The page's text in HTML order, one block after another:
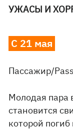
УЖАСЫ И
С 21 мая
Пассажир/
Молодая пара
становится
которой